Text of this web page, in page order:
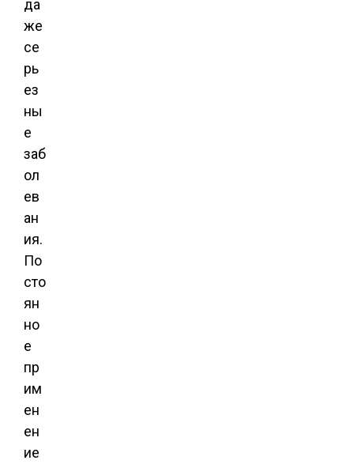
да
же
се
рь
ез
ны
е
заб
ол
ев
ан
ия.
По
сто
ян
но
е
пр
им
ен
ен
ие